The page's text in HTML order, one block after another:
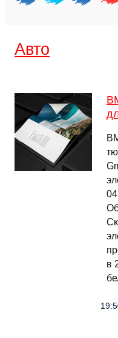
Авто
в